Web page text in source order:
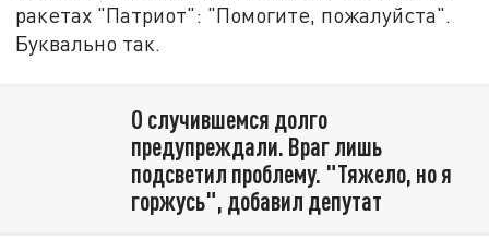
ракетах "Патриот": "Помогите, пожалуйста".
Буквально так.
О случившемся долго
предупреждали. Враг лишь
подсветил проблему. "Тяжело, но я
горжусь", добавил депутат